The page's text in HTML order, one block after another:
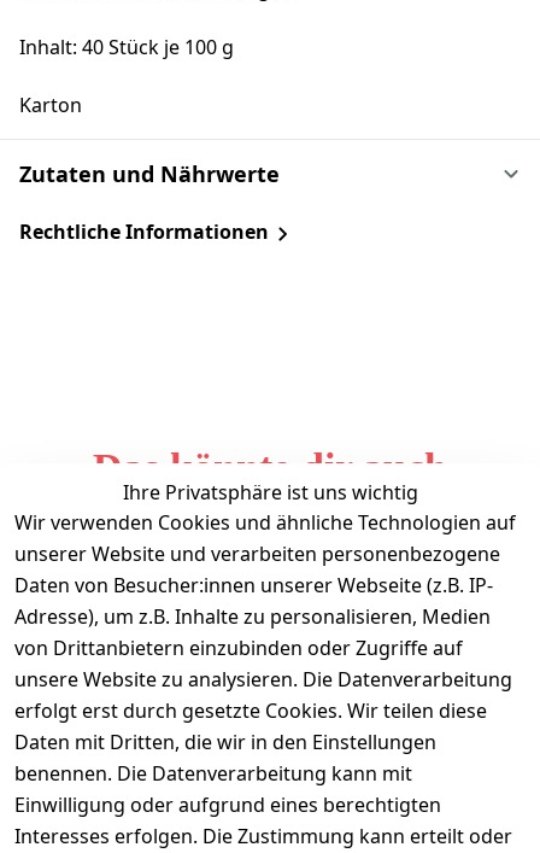
Inhalt: 40 Stück je 100 g
Karton
Zutaten und Nährwerte
Rechtliche Informationen
Das könnte dir auch
gefallen
Ihre Privatsphäre ist uns wichtig
Wir verwenden Cookies und ähnliche Technologien auf
unserer Website und verarbeiten personenbezogene
Daten von Besucher:innen unserer Webseite (z.B. IP-
Adresse), um z.B. Inhalte zu personalisieren, Medien
von Drittanbietern einzubinden oder Zugriffe auf
unsere Website zu analysieren. Die Datenverarbeitung
erfolgt erst durch gesetzte Cookies. Wir teilen diese
Daten mit Dritten, die wir in den Einstellungen
benennen. Die Datenverarbeitung kann mit
Einwilligung oder aufgrund eines berechtigten
Interesses erfolgen. Die Zustimmung kann erteilt oder
Informationen
Mein Konto